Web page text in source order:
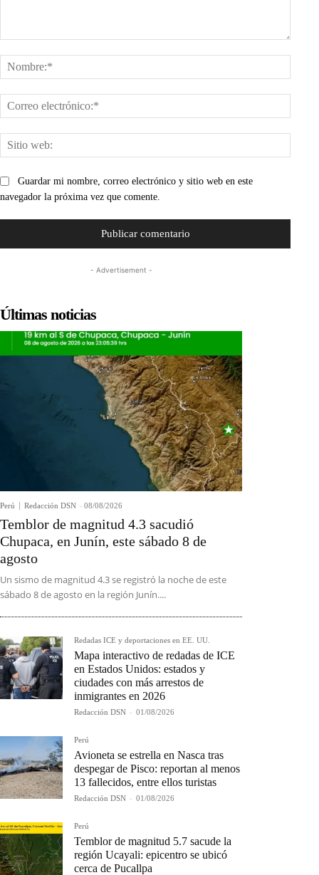
web:
Guardar mi nombre, correo electrónico y sitio web en este
navegador la próxima vez que comente.
- Advertisement -
Últimas noticias
Perú Redacción DSN - 08/08/2026
Temblor de magnitud 4.3 sacudió
Chupaca, en Junín, este sábado 8 de
agosto
Un sismo de magnitud 4.3 se registró la noche de este
sábado 8 de agosto en la región Junín....
Redadas ICE y deportaciones en EE. UU.
Mapa interactivo de redadas de ICE
en Estados Unidos: estados y
ciudades con más arrestos de
inmigrantes en 2026
Redacción DSN - 01/08/2026
Perú
Avioneta se estrella en Nasca tras
despegar de Pisco: reportan al menos
13 fallecidos, entre ellos turistas
Redacción DSN - 01/08/2026
Perú
Temblor de magnitud 5.7 sacude la
región Ucayali: epicentro se ubicó
cerca de Pucallpa